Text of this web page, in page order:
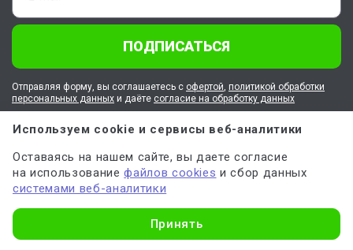
О Work5
Клиентам
Работа в Work5
ПОДПИСАТЬСЯ
Отправляя форму, вы соглашаетесь с офертой, политикой обработки
персональных данных и даёте согласие на обработку данных
Используем cookie и сервисы веб-аналитики
Оставаясь на нашем сайте, вы даете согласие
на использованиефайлов cookies и сбор данных
системами веб-аналитики
Принять